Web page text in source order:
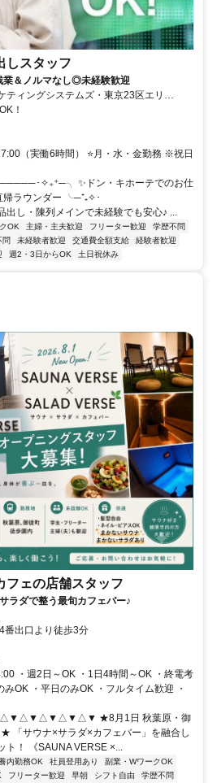
しスタッフ
業＆ノルマなし◎未経験歓迎
ティングシステムズ・東京23区エリ
！
（実働6時間） ⭐月・水・金勤務 ※祝日
･✧₊⁺─╮ ✨ドン・キホーテでのお仕
帰ラウンダー ╰─⁺₊✧･
・陳列メインで未経験でも安心♪ ...
OK 主婦・主夫歓迎 フリーター歓迎
学歴不問
問 未経験者歓迎 交通費全額支給
経験者歓迎
週2・3日からOK 土日祝休み
フェの店舗スタッフ
ラダで整う最旬カフェバー♪
番出口より徒歩3分
・週2日～OK ・1日4時間～OK ・終電考
OK ・平日のみOK ・フルタイム歓迎 ・
★8月1日 秋葉原・御
「サウナ×サラダ×カフェバー」を融合し
！ 《SAUNA VERSE ×...
内勤務OK 社員登用あり
副業・WワークOK
フリーター歓迎 早朝 シフト自由
学歴不問